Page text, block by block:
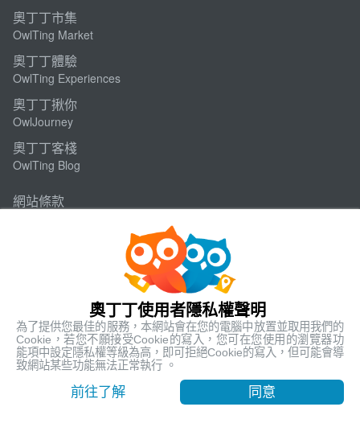
奧丁丁市集
OwlTing Market
奧丁丁體驗
OwlTing Experiences
奧丁丁揪你
OwlJourney
奧丁丁客棧
OwlTing Blog
網站條款
交觀甲8053-品保北2322
代表人: 王俊凱
聯絡人: 李俊宏
112 臺北市北投區文承路26、28號6樓、26號7樓
奧丁丁使用者隱私權聲明
為了提供您最佳的服務，本網站會在您的電腦中放置並取用我們的
Cookie，若您不願接受Cookie的寫入，您可在您使用的瀏覽器功
能項中設定隱私權等級為高，即可拒絕Cookie的寫入，但可能會導
致網站某些功能無法正常執行 。
前往了解 同意